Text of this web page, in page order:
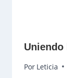
Por Leticia